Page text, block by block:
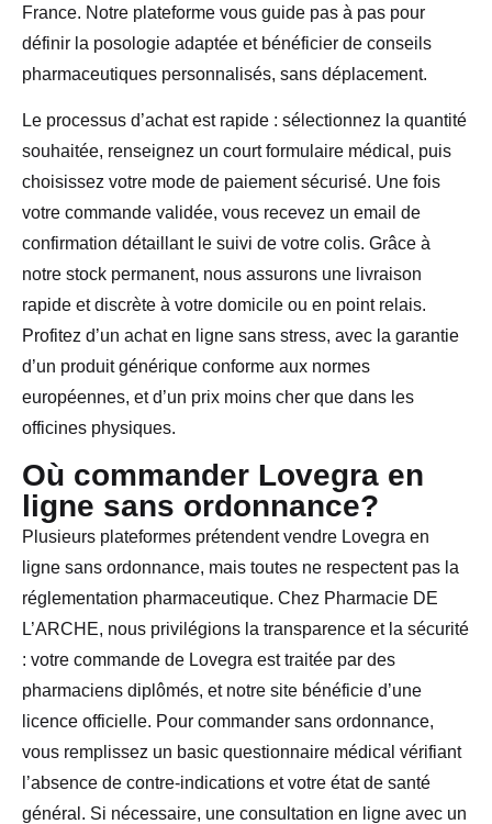
France. Notre plateforme vous guide pas à pas pour
définir la posologie adaptée et bénéficier de conseils
pharmaceutiques personnalisés, sans déplacement.
Le processus d’achat est rapide : sélectionnez la quantité
souhaitée, renseignez un court formulaire médical, puis
choisissez votre mode de paiement sécurisé. Une fois
votre commande validée, vous recevez un email de
confirmation détaillant le suivi de votre colis. Grâce à
notre stock permanent, nous assurons une livraison
rapide et discrète à votre domicile ou en point relais.
Profitez d’un achat en ligne sans stress, avec la garantie
d’un produit générique conforme aux normes
européennes, et d’un prix moins cher que dans les
officines physiques.
Où commander Lovegra en
ligne sans ordonnance?
Plusieurs plateformes prétendent vendre Lovegra en
ligne sans ordonnance, mais toutes ne respectent pas la
réglementation pharmaceutique. Chez Pharmacie DE
L’ARCHE, nous privilégions la transparence et la sécurité
: votre commande de Lovegra est traitée par des
pharmaciens diplômés, et notre site bénéficie d’une
licence officielle. Pour commander sans ordonnance,
vous remplissez un basic questionnaire médical vérifiant
l’absence de contre-indications et votre état de santé
général. Si nécessaire, une consultation en ligne avec un